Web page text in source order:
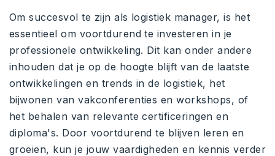
Om succesvol te zijn als logistiek manager, is het
essentieel om voortdurend te investeren in je
professionele ontwikkeling. Dit kan onder andere
inhouden dat je op de hoogte blijft van de laatste
ontwikkelingen en trends in de logistiek, het
bijwonen van vakconferenties en workshops, of
het behalen van relevante certificeringen en
diploma's. Door voortdurend te blijven leren en
groeien, kun je jouw vaardigheden en kennis verder